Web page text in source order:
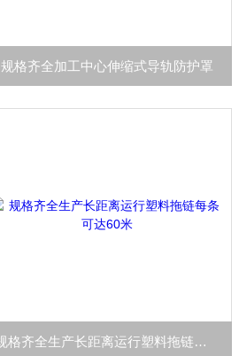
规格齐全加工中心伸缩式导轨防护罩
规格齐全生产长距离运行塑料拖链每条可达60米